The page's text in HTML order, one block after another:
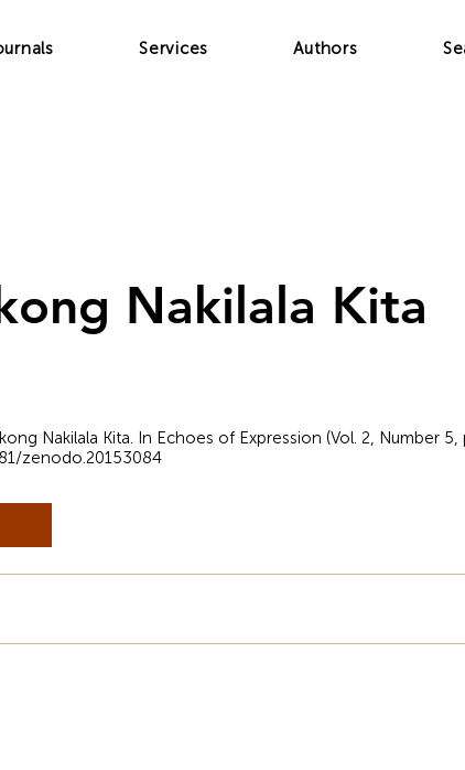
Services Authors
Nakilala Kita
Nakilala Kita. In Echoes of Expression (Vol. 2, Number 5,
zenodo.20153084